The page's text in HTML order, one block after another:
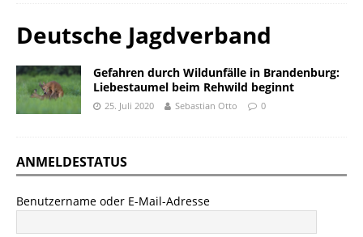
Deutsche Jagdverband
Gefahren durch Wildunfälle in Brandenburg:
Liebestaumel beim Rehwild beginnt
25. Juli 2020 Sebastian Otto 0
ANMELDESTATUS
Benutzername oder E-Mail-Adresse